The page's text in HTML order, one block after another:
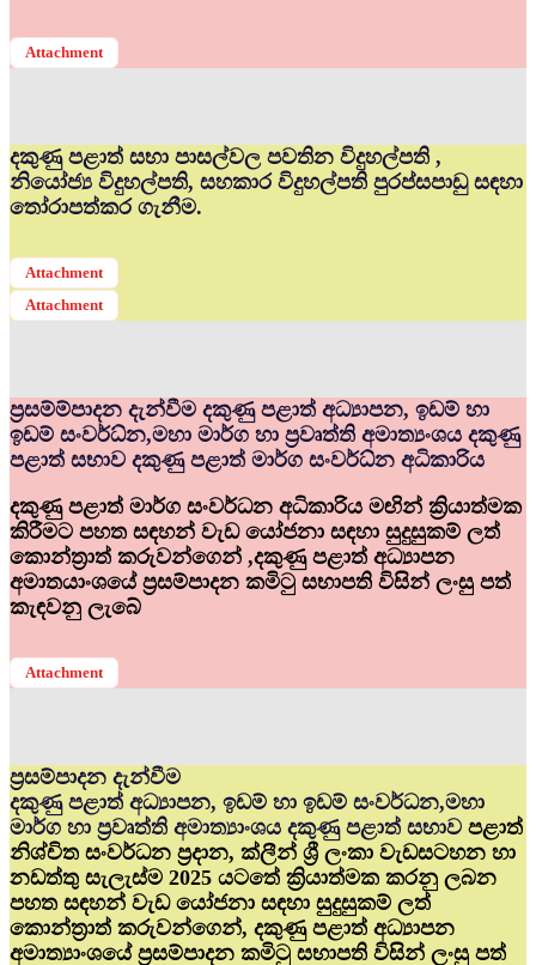
Attachment
දකුණු පළාත් සභා පාසල්වල පවතින විදුහල්පති ,
නියෝජ්‍ය විදුහල්පති, සහකාර විදුහල්පති පුරප්සපාඩු සඳහා
තෝරාපත්කර ගැනීම.
Attachment
Attachment
ප්‍රසම්ම්පාදන දැන්වීම දකුණු පළාත් අධ්‍යාපන, ඉඩම් හා
ඉඩම් සංවර්ධ්‍න,මහා මාර්ග හා ප්‍රවෘත්ති අමාත්‍යංශය දකුණු
පළාත් සභාව දකුණු පළාත් මාර්ග සංවර්ධ්‍න අධිකාරිය
දකුණු පළාත් මාර්ග සංවර්ධන අධිකාරිය මඟින් ක්‍රියාත්මක
කිරීමට පහත සඳහන් වැඩ යෝජනා සඳහා සුදුසුකම් ලත්
කොන්ත්‍රාත් කරුවන්ගෙන් ,දකුණු පළාත් අධ්‍යාපන
අමාතයාංශයේ ප්‍රසම්පාදන කමිටු සභාපති විසින් ලංසු පත්
කැඳවනු ලැබේ
Attachment
ප්‍රසම්පාදන දැන්වීම
දකුණු පළාත් අධ්‍යාපන, ඉඩම් හා ඉඩම් සංවර්ධන,මහා
මාර්ග හා ප්‍රවෘත්ති අමාත්‍යාංශය දකුණු පළාත් සභාව පළාත්
නිශ්චිත සංවර්ධන ප්‍රදාන, ක්ලීන් ශ්‍රී ලංකා වැඩසටහන හා
නඩත්තු සැලැස්ම 2025 යටතේ ක්‍රියාත්මක කරනු ලබන
පහත සඳහන් වැඩ යෝජනා සඳහා සුදුසුකම් ලත්
කොන්ත්‍රාත් කරුවන්ගෙන්, දකුණු පළාත් අධ්‍යාපන
අමාත්‍යාංශයේ ප්‍රසම්පාදන කමිටු සභාපති විසින් ලංසු පත්